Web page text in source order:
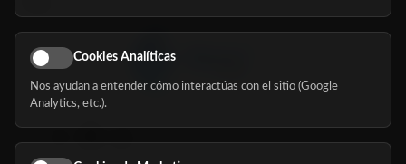
Síguenos
Cookies Analíticas
Nos ayudan a entender cómo interactúas con el sitio (Google
Analytics, etc.).